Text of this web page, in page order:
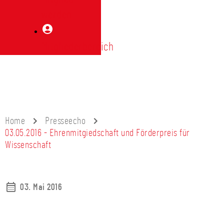
Mitgliederbereich
Home
Presseecho
03.05.2016 - Ehrenmitgiedschaft und Förderpreis für
Wissenschaft
03. Mai 2016